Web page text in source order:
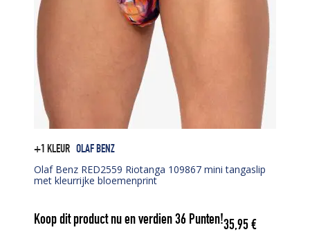
+1 KLEUR OLAF BENZ
Olaf Benz RED2559 Riotanga 109867 mini tangaslip
met kleurrijke bloemenprint
Koop dit product nu en verdien36 Punten!35,95€